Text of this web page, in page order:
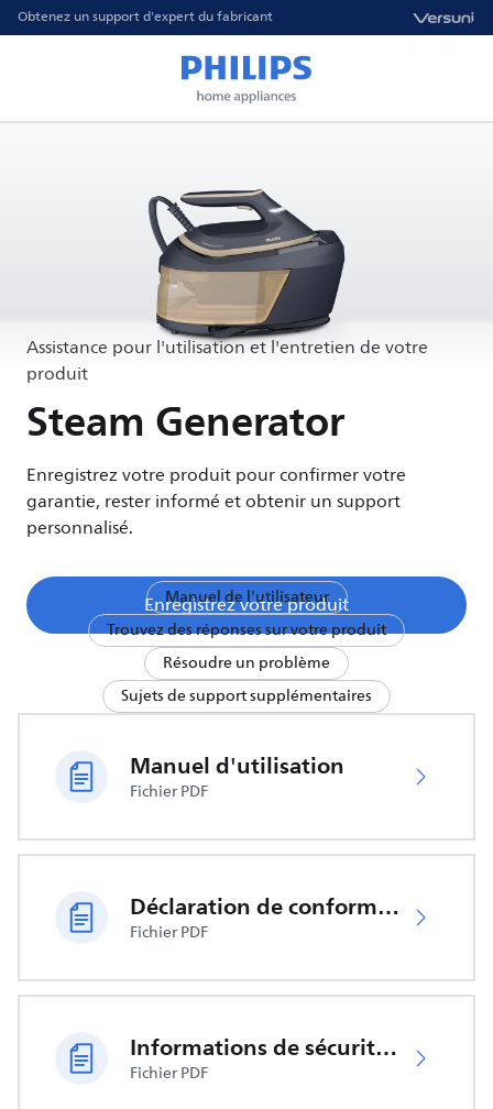
Obtenez un support d'expert du fabricant
Assistance pour l'utilisation et l'entretien de votre
produit
Steam Generator
Enregistrez votre produit pour confirmer votre
garantie, rester informé et obtenir un support
personnalisé.
Enregistrez votre produit
Manuel de l'utilisateur
Trouvez des réponses sur votre produit
Résoudre un problème
Sujets de support supplémentaires
Manuel d'utilisation
Fichier PDF
Déclaration de conformité UE
Fichier PDF
Informations de sécurité importantes
Fichier PDF